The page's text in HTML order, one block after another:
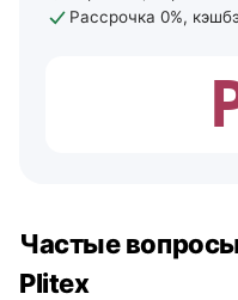
Рассрочка 0%,
Частые
Plitex